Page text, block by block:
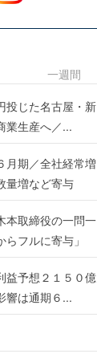
投じた名古屋・新
業生産へ／...
月期／全社経常増
量増など寄与
本取締役の一問一
フルに寄与」
益予想２１５０億
響は通期６...
一週間